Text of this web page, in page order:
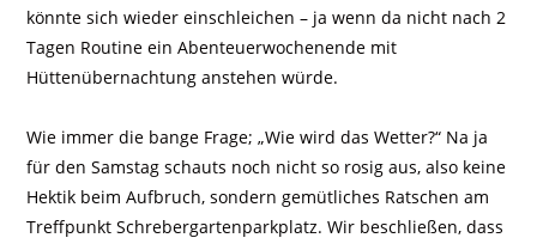
könnte sich wieder einschleichen – ja wenn da nicht nach 2
Tagen Routine ein Abenteuerwochenende mit
Hüttenübernachtung anstehen würde.
Wie immer die bange Frage; „Wie wird das Wetter?“ Na ja
für den Samstag schauts noch nicht so rosig aus, also keine
Hektik beim Aufbruch, sondern gemütliches Ratschen am
Treffpunkt Schrebergartenparkplatz. Wir beschließen, dass